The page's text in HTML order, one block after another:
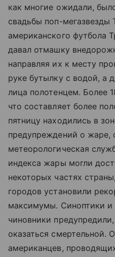
как многие ожидали,
свадьбы поп-мегазвезды
американского футбола
давал отмашку
направляя их к месту
руке бутылку с водой, а
лица полотенцем. Более
что составляет более
пятницу находились в
предупреждений о жаре,
метеорологическая
индекса жары могли
некоторых частях
городов установили
максимумы. Синоптики и
чиновники
оказаться смертельной.
американцев,